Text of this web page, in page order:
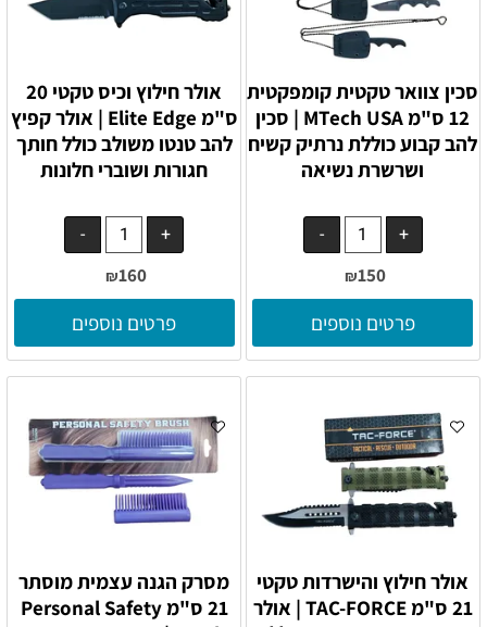
סכין צוואר טקטית קומפקטית
12 ס"מ MTech USA | סכין
להב קבוע כוללת נרתיק קשיח
ושרשרת נשיאה
₪150
פרטים נוספים
אולר חילוץ וכיס טקטי 20
ס"מ Elite Edge | אולר קפיץ
להב טנטו משולב כולל חותך
חגורות ושוברי חלונות
₪160
פרטים נוספים
אולר חילוץ והישרדות טקטי
21 ס"מ TAC-FORCE | אולר
מסרק הגנה עצמית מוסתר
21 ס"מ Personal Safety